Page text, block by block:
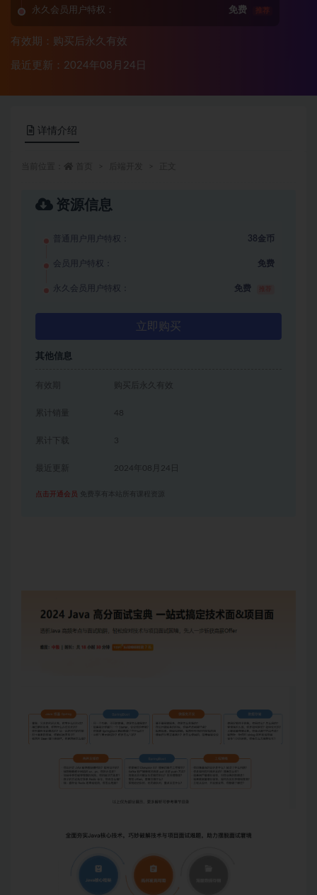
永久会员用户特权： 免费 推荐
有效期：购买后永久有效
最近更新：2024年08月24日
详情介绍
资源信息
普通用户用户特权： 38金币
会员用户特权： 免费
永久会员用户特权： 免费
立即购买
其他信息
有效期 购买后永久有效
累计销量 48
累计下载 3
2024年08月24日
点击开通会员 免费享有本站所有课程资源